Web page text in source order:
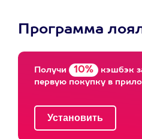
Программа
Получи 10% кэшбэк
первую покупку в